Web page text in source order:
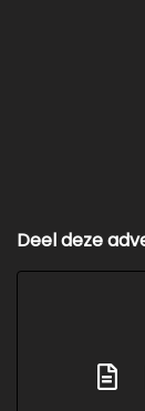
Deel deze